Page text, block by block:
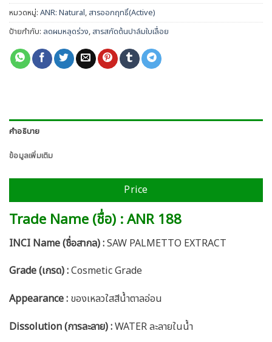
หมวดหมู่: ANR: Natural, สารออกฤทธิ์(Active)
ป้ายกำกับ: ลดผมหลุดร่วง, สารสกัดต้นปาล์มใบเลื่อย
คำอธิบาย
ข้อมูลเพิ่มเติม
Price
Trade Name (ชื่อ) : ANR 188
INCI Name (ชื่อสากล) :SAW PALMETTO EXTRACT
Grade (เกรด) :Cosmetic Grade
Appearance : ของเหลวใสสีน้ำตาลอ่อน
Dissolution (การละลาย) :WATER ละลายในน้ำ